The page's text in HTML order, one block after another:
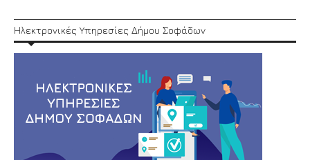
Ηλεκτρονικές Υπηρεσίες Δήμου Σοφάδων